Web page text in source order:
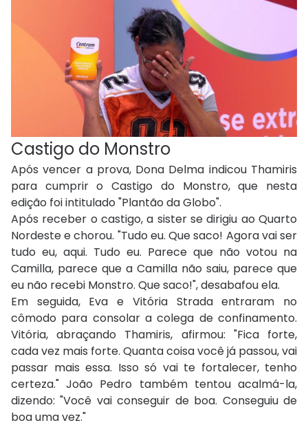
Castigo do Monstro
Após vencer a prova, Dona Delma indicou Thamiris
para cumprir o Castigo do Monstro, que nesta
edição foi intitulado "Plantão da Globo".
Após receber o castigo, a sister se dirigiu ao Quarto
Nordeste e chorou. "Tudo eu. Que saco! Agora vai ser
tudo eu, aqui. Tudo eu. Parece que não votou na
Camilla, parece que a Camilla não saiu, parece que
eu não recebi Monstro. Que saco!", desabafou ela.
Em seguida, Eva e Vitória Strada entraram no
cômodo para consolar a colega de confinamento.
Vitória, abraçando Thamiris, afirmou: "Fica forte,
cada vez mais forte. Quanta coisa você já passou, vai
passar mais essa. Isso só vai te fortalecer, tenho
certeza." João Pedro também tentou acalmá-la,
dizendo: "Você vai conseguir de boa. Conseguiu de
boa uma vez."